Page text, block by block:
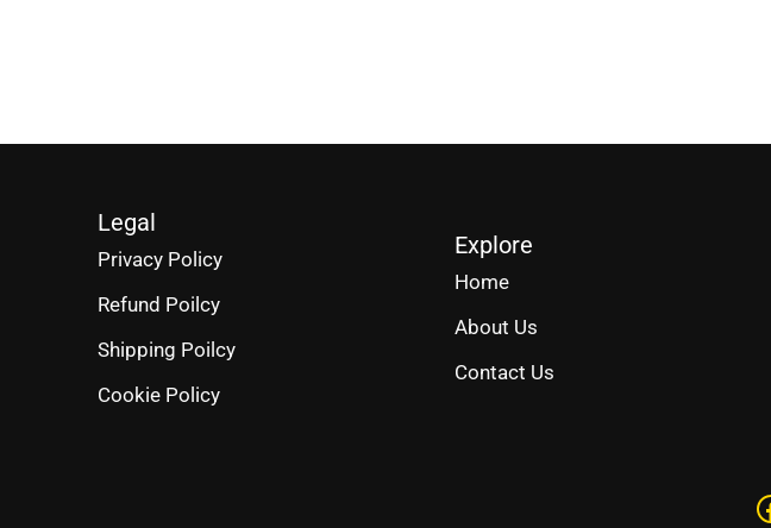
Legal
Privacy Policy
Refund Poilcy
Shipping Poilcy
Cookie Policy
Explore
Home
About Us
Contact Us